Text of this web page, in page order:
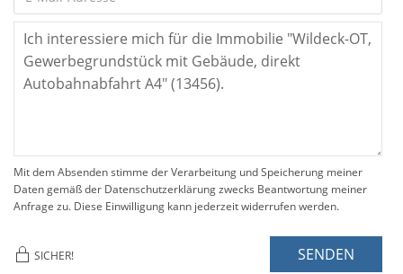
Mit dem Absenden stimme der Verarbeitung und Speicherung meiner
Daten gemäß der Datenschutzerklärung zwecks Beantwortung meiner
Anfrage zu. Diese Einwilligung kann jederzeit widerrufen werden.
SICHER! SENDEN